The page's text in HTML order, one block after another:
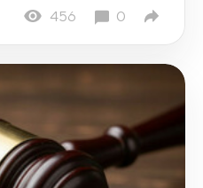
456 0